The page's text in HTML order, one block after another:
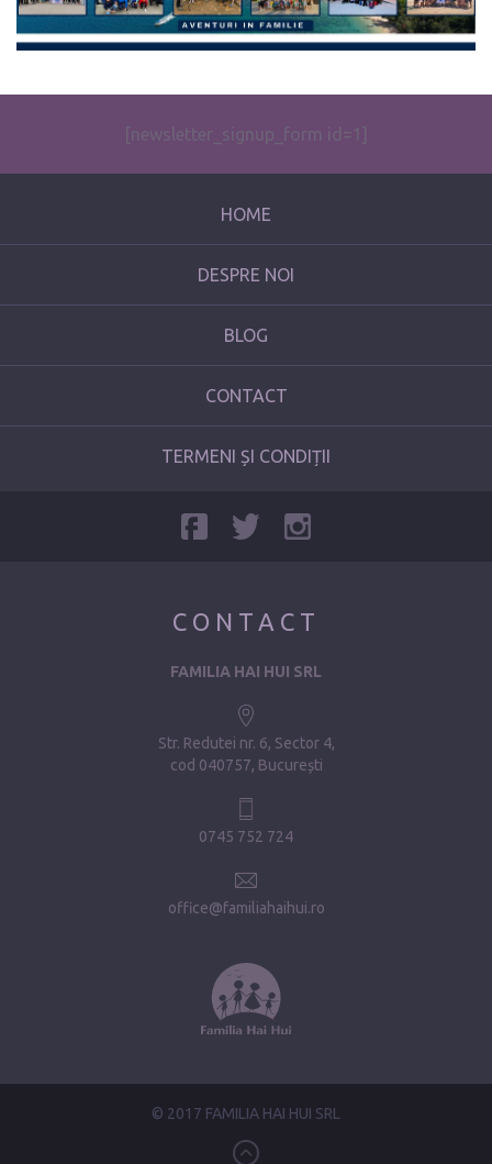
[newsletter_signup_form id=1]
HOME
DESPRE NOI
BLOG
CONTACT
TERMENI ȘI CONDIȚII
CONTACT
FAMILIA HAI HUI SRL
Str. Redutei nr. 6, Sector 4
cod 040757, București
0745 752 724
office@familiahaihui.ro
© 2017 FAMILIA HAI HUI SRL